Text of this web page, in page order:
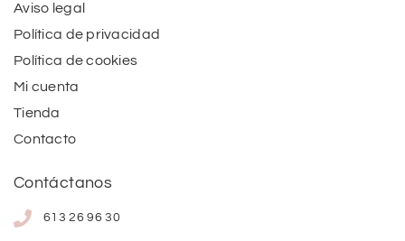
Aviso legal
Política de privacidad
Política de cookies
Mi cuenta
Tienda
Contacto
Contáctanos
613 26 96 30